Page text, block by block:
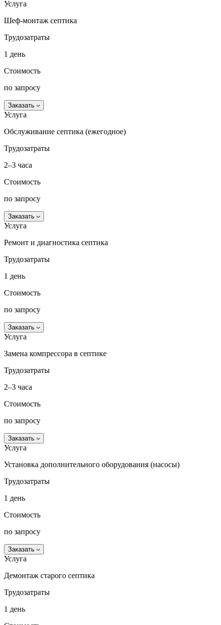
Услуга
Шеф-монтаж септика
Трудозатраты
1 день
Стоимость
по запросу
Заказать
Услуга
Обслуживание септика (ежегодное)
Трудозатраты
2–3 часа
Стоимость
по запросу
Заказать
Услуга
Ремонт и диагностика септика
Трудозатраты
1 день
Стоимость
по запросу
Заказать
Услуга
Замена компрессора в септике
Трудозатраты
2–3 часа
Стоимость
по запросу
Заказать
Услуга
Установка дополнительного оборудования (насосы)
Трудозатраты
1 день
Стоимость
по запросу
Заказать
Услуга
Демонтаж старого септика
Трудозатраты
1 день